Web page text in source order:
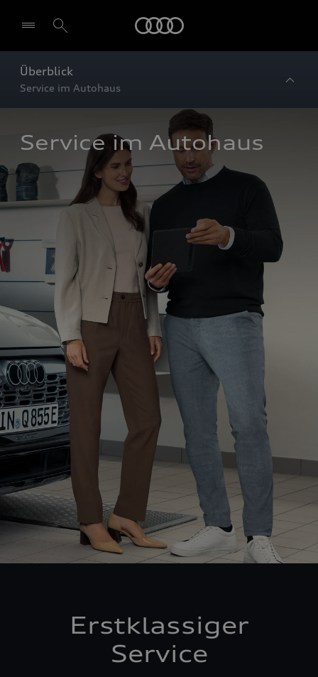
Überblick
Service im Autohaus
Service im Autohaus
Erstklassiger
Service